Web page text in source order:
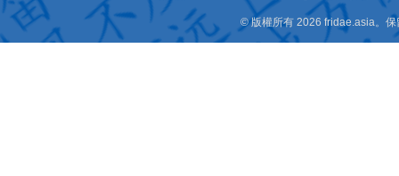
© 版權所有 2026 fridae.asia。